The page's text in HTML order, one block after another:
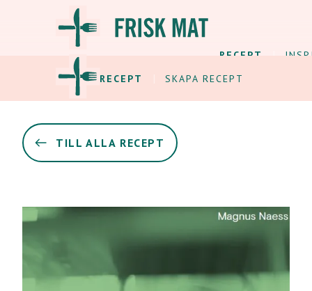
RECEPT
ALLA RECEPT
SKAPA RECEPT
TILL ALLA RECEPT